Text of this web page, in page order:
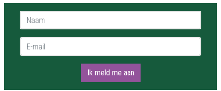
Naam *
E-mail *
Ik meld me aan